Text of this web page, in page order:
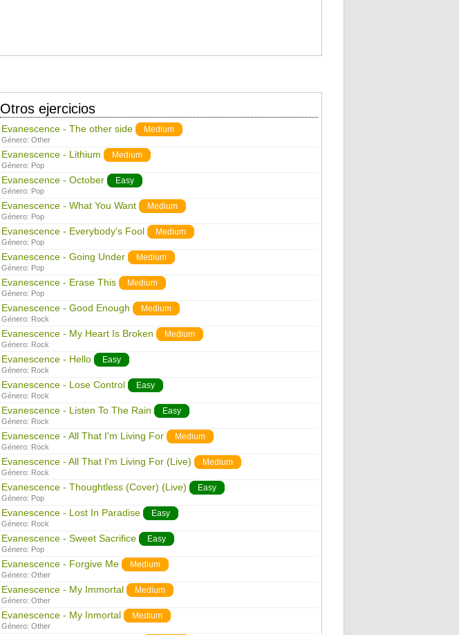
Otros ejercicios
Evanescence - The other side Medium
Género: Other
Evanescence - Lithium Medium
Género: Pop
Evanescence - October Easy
Género: Pop
Evanescence - What You Want Medium
Género: Pop
Evanescence - Everybody's Fool Medium
Género: Pop
Evanescence - Going Under Medium
Género: Pop
Evanescence - Erase This Medium
Género: Pop
Evanescence - Good Enough Medium
Género: Rock
Evanescence - My Heart Is Broken Medium
Género: Rock
Evanescence - Hello Easy
Género: Rock
Evanescence - Lose Control Easy
Género: Rock
Evanescence - Listen To The Rain Easy
Género: Rock
Evanescence - All That I'm Living For Medium
Género: Rock
Evanescence - All That I'm Living For (Live) Medium
Género: Rock
Evanescence - Thoughtless (Cover) (Live) Easy
Género: Pop
Evanescence - Lost In Paradise Easy
Género: Rock
Evanescence - Sweet Sacrifice Easy
Género: Pop
Evanescence - Forgive Me Medium
Género: Other
Evanescence - My Immortal Medium
Género: Other
Evanescence - My Inmortal Medium
Género: Other